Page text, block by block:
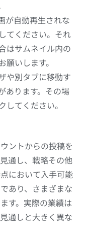
が自動再生されな
てください。それ
はサムネイル内の
いします。
や別タブに移動す
あります。その場
してください。
ントからの投稿を
通し、戦略その他
において入手可能
あり、さまざまな
す。実際の業績は
通しと大きく異な